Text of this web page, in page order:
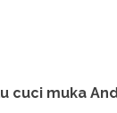
cuci muka